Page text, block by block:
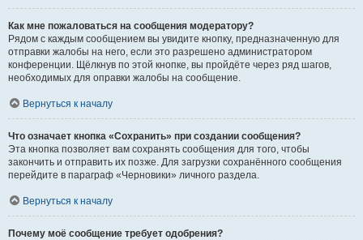
Как мне пожаловаться на сообщения модератору?
Рядом с каждым сообщением вы увидите кнопку, предназначенную для
отправки жалобы на него, если это разрешено администратором
конференции. Щёлкнув по этой кнопке, вы пройдёте через ряд шагов,
необходимых для оправки жалобы на сообщение.
Вернуться к началу
Что означает кнопка «Сохранить» при создании сообщения?
Эта кнопка позволяет вам сохранять сообщения для того, чтобы
закончить и отправить их позже. Для загрузки сохранённого сообщения
перейдите в параграф «Черновики» личного раздела.
Вернуться к началу
Почему моё сообщение требует одобрения?